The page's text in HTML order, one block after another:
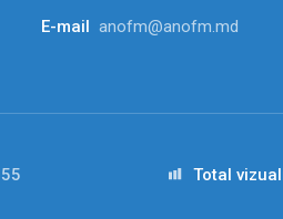
E-mail anofm@anofm.md
Total